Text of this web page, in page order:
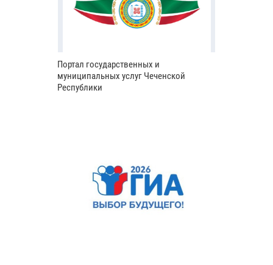
Портал государственных и
муниципальных услуг Чеченской
Республики